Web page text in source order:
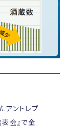
ントレプ
会』で金